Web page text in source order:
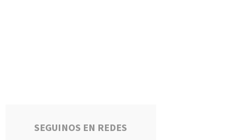
"Solo quería darle una
oportunidad"SEGUINOS EN REDES